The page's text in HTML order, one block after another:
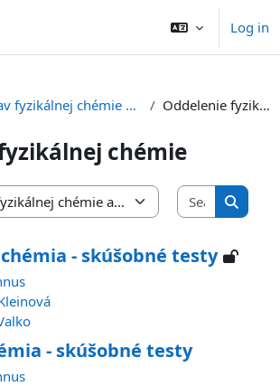
Log in
Ústav fyzikálnej chémie a chemickej fyziky Oddelenie fyzikálnej chémie
chémie
Search
Search
- skúšobné testy
- skúšobné testy